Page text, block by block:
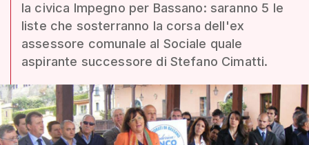
la civica Impegno per Bassano: saranno 5 le
liste che sosterranno la corsa dell'ex
assessore comunale al Sociale quale
aspirante successore di Stefano Cimatti.